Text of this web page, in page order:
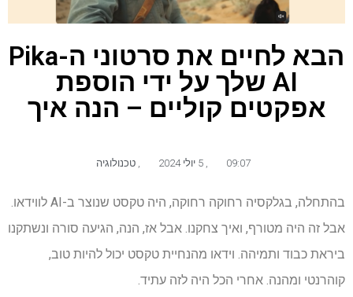
הבא לחיים את סרטוני ה-Pika
AI שלך על ידי הוספת
אפקטים קוליים – הנה איך
09:07 טכנולוגיה
בהתחלה, בגלקסיה רחוקה רחוקה, היה טקסט שנוצר ב-AI לווידאו.
אבל זה היה מטורף, ואיך צחקנו. אבל אז, הנה, הגיעה סורה ונשתקנו
ביראת כבוד ותמיהה. וידאו מהנחיית טקסט יכול להיות טוב,
קוהרנטי ומהנה. אחרי הכל היה לזה עתיד.